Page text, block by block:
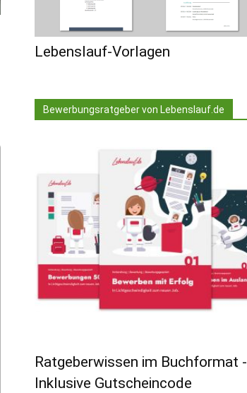
Lebenslauf-Vorlagen
Bewerbungsratgeber von Lebenslauf.de
Ratgeberwissen im Buchformat -
Inklusive Gutscheincode